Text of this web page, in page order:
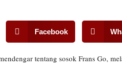
Facebook
tentang sosok Frans Go,